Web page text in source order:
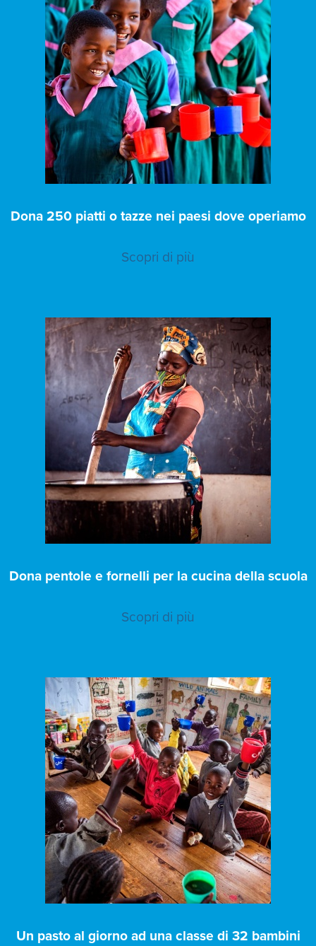
Dona 250 piatti o tazze nei paesi dove operiamo
Scopri di più
Dona pentole e fornelli per la cucina della scuola
Scopri di più
Un pasto al giorno ad una classe di 32 bambini